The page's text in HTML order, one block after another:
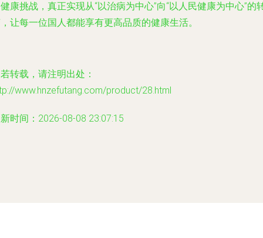
康挑战，真正实现从“以治病为中心”向“以人民健康为中心”的
让每一位国人都能享有更高品质的健康生活。
转载，请注明出处：
www.hnzefutang.com/product/28.html
时间：2026-08-08 23:07:15